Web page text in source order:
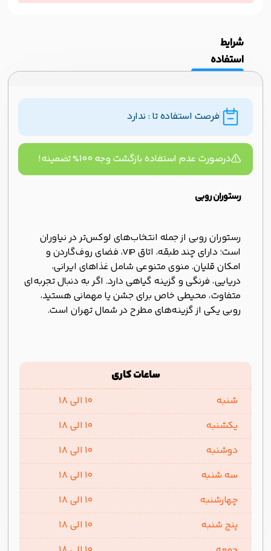
شرایط
استفاده
فرصت استفاده تا : ندارد
درصورت عدم استفاده بازگشت وجه ۱۰۰% تضمینه!
رستوران روبی
رستوران روبی از جمله انتخاب‌های لوکس‌تر در نیاوران
است؛ دارای چند طبقه، اتاق VIP، فضای روف‌گاردن و
امکان قلیان. منوی متنوعی شامل غذاهای ایرانی،
دریایی، فرنگی و گزینه‌ گیاهی دارد. اگر به دنبال تجربه‌ای
متفاوت، محیطی خاص برای جشن یا مهمانی هستید،
روبی یکی از گزینه‌های مطرح در شمال تهران است.
ساعات کاری
شنبه
10 الی 18
یکشنبه
10 الی 18
دوشنبه
10 الی 18
سه شنبه
10 الی 18
چهارشنبه
10 الی 18
پنج شنبه
10 الی 18